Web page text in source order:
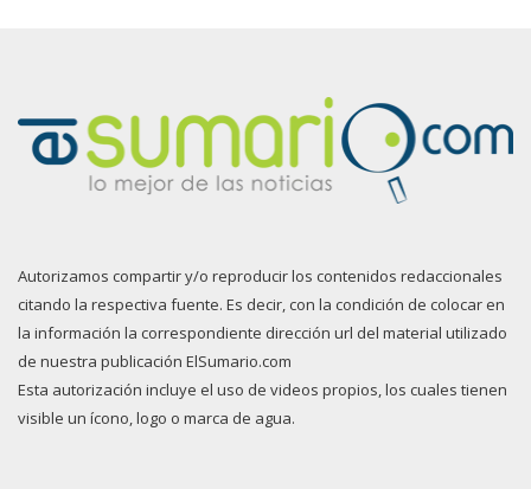
Autorizamos compartir y/o reproducir los contenidos redaccionales
citando la respectiva fuente. Es decir, con la condición de colocar en
la información la correspondiente dirección url del material utilizado
de nuestra publicación ElSumario.com
Esta autorización incluye el uso de videos propios, los cuales tienen
visible un ícono, logo o marca de agua.